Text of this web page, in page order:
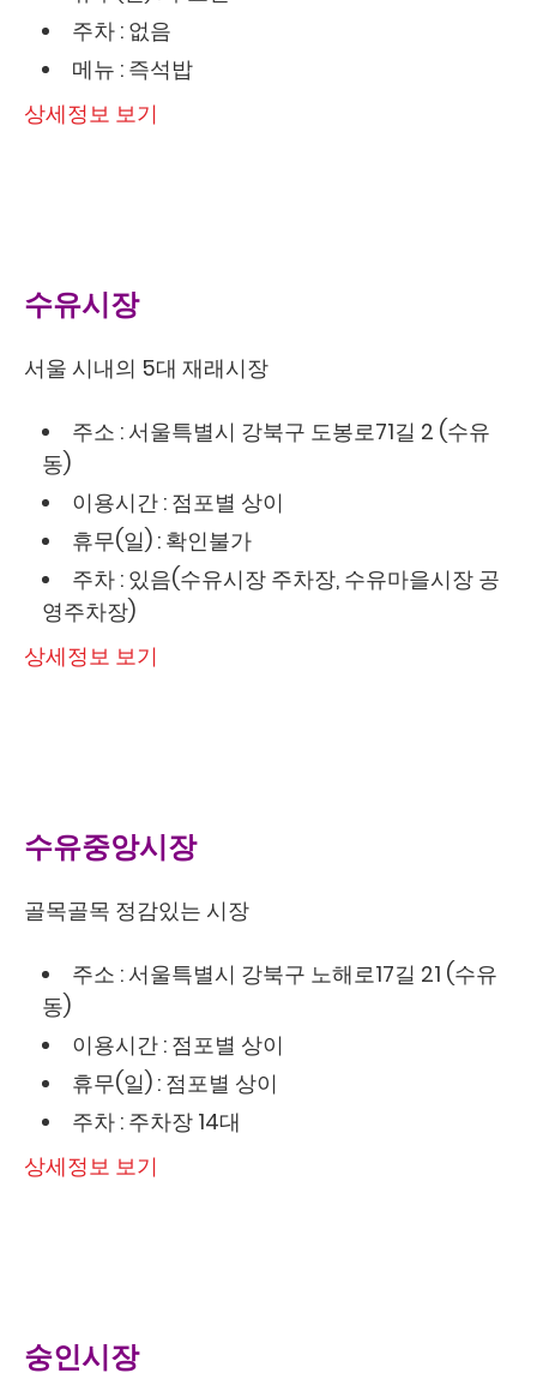
주차 : 없음
메뉴 : 즉석밥
상세정보 보기
수유시장
서울 시내의 5대 재래시장
주소 : 서울특별시 강북구 도봉로71길 2 (수유
동)
이용시간 : 점포별 상이
휴무(일) : 확인불가
주차 : 있음(수유시장 주차장, 수유마을시장 공
영주차장)
상세정보 보기
수유중앙시장
골목골목 정감있는 시장
주소 : 서울특별시 강북구 노해로17길 21 (수유
동)
이용시간 : 점포별 상이
휴무(일) : 점포별 상이
주차 : 주차장 14대
상세정보 보기
숭인시장